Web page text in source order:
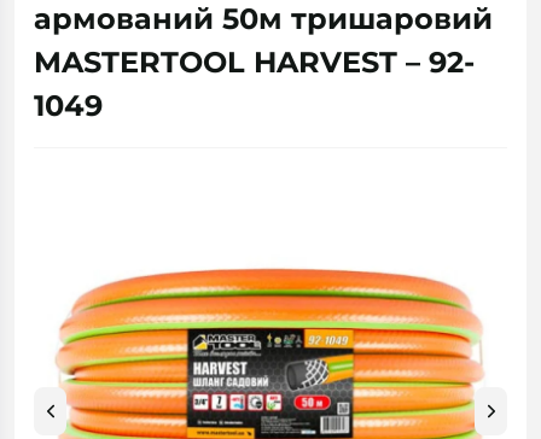
армований 50м тришаровий
MASTERTOOL HARVEST – 92-
1049